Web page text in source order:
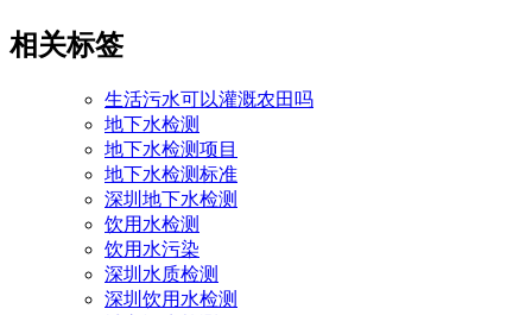
相关标签
生活污水可以灌溉农田吗
地下水检测
地下水检测项目
地下水检测标准
深圳地下水检测
饮用水检测
饮用水污染
深圳水质检测
深圳饮用水检测